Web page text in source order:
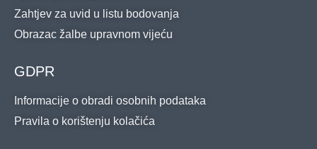
Zahtjev za uvid u listu bodovanja
Obrazac žalbe upravnom vijeću
GDPR
Informacije o obradi osobnih podataka
Pravila o korištenju kolačića